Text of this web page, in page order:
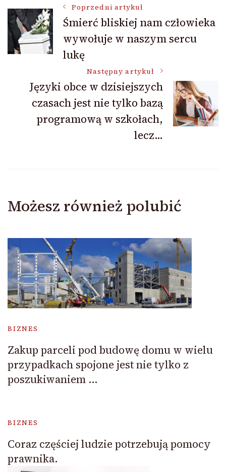
Nawigacja
wpisu
Poprzedni artykuł
Śmierć bliskiej nam człowieka
wywołuje w naszym sercu
lukę
Następny artykuł
Języki obce w dzisiejszych
czasach jest nie tylko bazą
programową w szkołach,
lecz…
Możesz również polubić
BIZNES
Zakup parceli pod budowę domu w wielu
przypadkach spojone jest nie tylko z
poszukiwaniem …
BIZNES
Coraz częściej ludzie potrzebują pomocy
prawnika.